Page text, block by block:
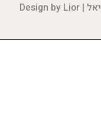
© 2021 | נבנה ועוצב על ידי ליאור דניאל | Design by Lior